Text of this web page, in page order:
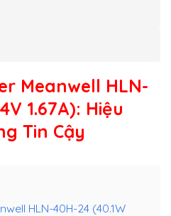
Meanwell HLN-
1.67A): Hiệu
Tin Cậy
HLN-40H-24 (40.1W